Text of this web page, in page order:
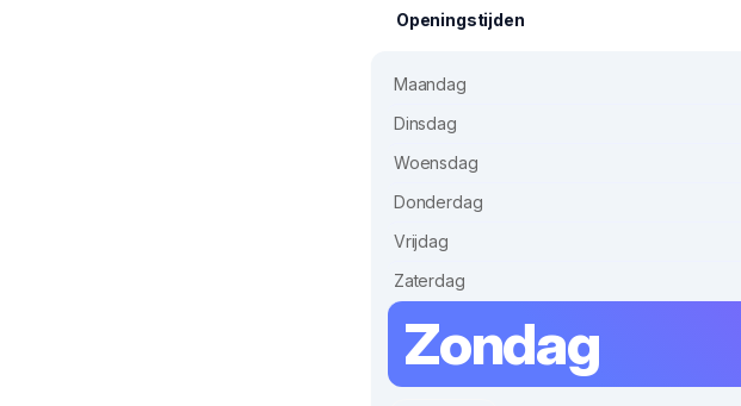
Openingstijden
Maandag
Dinsdag
Woensdag
Donderdag
Vrijdag
Zaterdag
Zondag